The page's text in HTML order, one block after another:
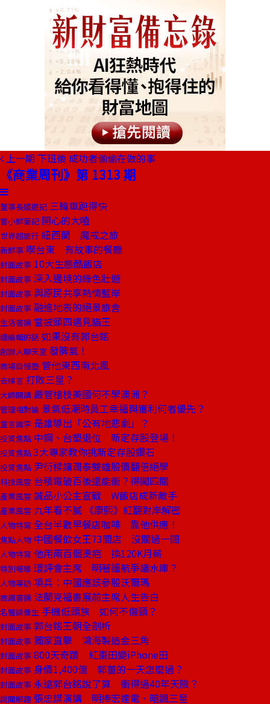
上一期 下班後 成功者偷偷在做的事
《商業周刊》第 1313 期
董事長嬉遊記 三輪車跑得快
嘗小鮮筆記 開心的大嗑
世界超旅行 紐西蘭 魔戒之旅
新鮮事 喫台東 有故事的餐廳
封面故事 10大生態酷飯店
封面故事 深入邊境的綠色壯遊
封面故事 與原民共享熱情藍岸
封面故事 融進地表的絕景旅舍
生活書摘 當披頭四遇見貓王
總編輯的話 如果沒有郭台銘
創辦人聊天室 發脾氣！
商場自慢塾 管他東西南北風
去梯言 打敗三星？
大師開講 嚴管槍枝美國何不學澳洲？
管理相對論 景氣低潮時員工幸福與獲利何者優先？
童言識李 是誰導出「公有地悲劇」？
投資焦點 中鋼、台塑退位 新定存股登場！
投資焦點 3大專家教你挑新定存股鑽石
投資焦點 尹衍樑讓潤泰雙雄股價翻倍絕學
科技風雲 台積電破百後還能衝？得闖四關
產業風雲 誠品小公主宣戰 W飯店成新敵手
產業風雲 九年看不膩 《康熙》紅翻對岸解密
人物特寫 全台半數早餐店咖啡 靠他供應！
焦點人物 中國餐飲女王73間店 沒關過一間
人物特寫 他用兩百個燙疤 換120K月薪
特別報導 環評會主席 明著護航爭議水庫？
人物專訪 項兵：中國應該參股沃爾瑪
商周書摘 法蘭克福書展前主席人生告白
名醫談養生 手機低頭族 如何不傷頸？
封面故事 郭台銘王朝全剖析
封面故事 獨家直擊 鴻海製造金三角
封面故事 800天奇蹟 紅棗田變iPhone田
封面故事 身價1,400億 郭董的一天怎麼過？
封面故事 永遠郭台銘說了算 衝得過40年天險？
說聞解趣 張忠謀演講 明捧宏達電、暗諷三星